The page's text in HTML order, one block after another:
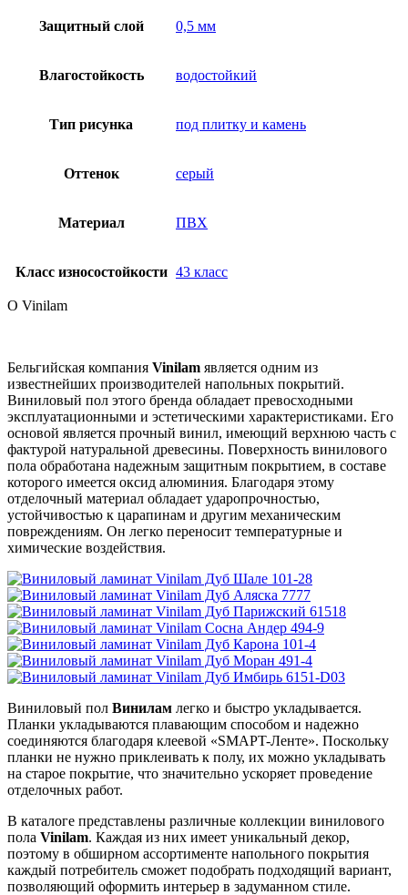
Защитный слой 0,5 мм
Влагостойкость водостойкий
Тип рисунка под плитку и камень
Оттенок серый
Материал ПВХ
Класс износостойкости 43 класс
О Vinilam
Бельгийская компания Vinilam является одним из
известнейших производителей напольных покрытий.
Виниловый пол этого бренда обладает превосходными
эксплуатационными и эстетическими характеристиками. Его
основой является прочный винил, имеющий верхнюю часть с
фактурой натуральной древесины. Поверхность винилового
пола обработана надежным защитным покрытием, в составе
которого имеется оксид алюминия. Благодаря этому
отделочный материал обладает ударопрочностью,
устойчивостью к царапинам и другим механическим
повреждениям. Он легко переносит температурные и
химические воздействия.
Виниловый пол Винилам легко и быстро укладывается.
Планки укладываются плавающим способом и надежно
соединяются благодаря клеевой «SMAPT-Ленте». Поскольку
планки не нужно приклеивать к полу, их можно укладывать
на старое покрытие, что значительно ускоряет проведение
отделочных работ.
В каталоге представлены различные коллекции винилового
пола Vinilam. Каждая из них имеет уникальный декор,
поэтому в обширном ассортименте напольного покрытия
каждый потребитель сможет подобрать подходящий вариант,
позволяющий оформить интерьер в задуманном стиле.